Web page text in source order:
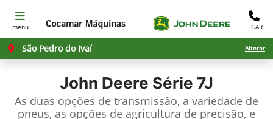
menu LIGAR
São Pedro do Ivaí Alterar
John Deere Série 7J
As duas opções de transmissão, a variedade de
pneus, as opções de agricultura de precisão, e